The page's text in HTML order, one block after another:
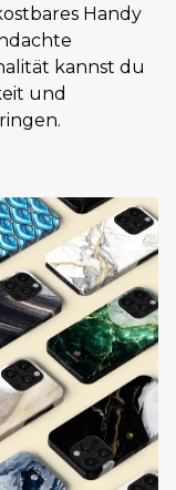
Handy
kannst du
und